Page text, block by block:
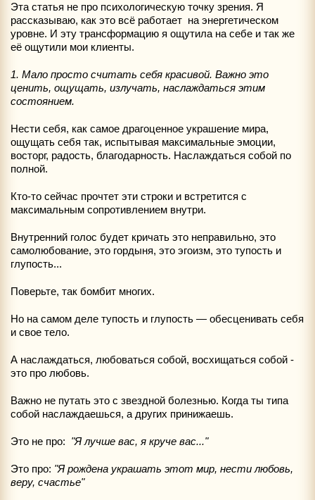
Эта статья не про психологическую точку зрения. Я
рассказываю, как это всё работает на энергетическом
уровне. И эту трансформацию я ощутила на себе и так же
её ощутили мои клиенты.
1. Мало просто считать себя красивой. Важно это
ценить, ощущать, излучать, наслаждаться этим
состоянием.
Нести себя, как самое драгоценное украшение мира,
ощущать себя так, испытывая максимальные эмоции,
восторг, радость, благодарность. Наслаждаться собой по
полной.
Кто-то сейчас прочтет эти строки и встретится с
максимальным сопротивлением внутри.
Внутренний голос будет кричать это неправильно, это
самолюбование, это гордыня, это эгоизм, это тупость и
глупость...
Поверьте, так бомбит многих.
Но на самом деле тупость и глупость — обесценивать себя
и свое тело.
А наслаждаться, любоваться собой, восхищаться собой -
это про любовь.
Важно не путать это с звездной болезнью. Когда ты типа
собой наслаждаешься, а других принижаешь.
Это не про: "Я лучше вас, я круче вас..."
Это про: "Я рождена украшать этот мир, нести любовь,
веру, счастье"